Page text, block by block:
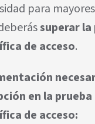
para
superar la
de acceso.
en la prueba
de acceso: